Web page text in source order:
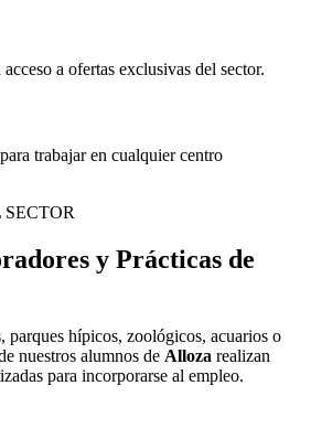
a ofertas exclusivas del sector.
trabajar en cualquier centro
y Prácticas de
parques hípicos, zoológicos, acuarios o
nuestros alumnos de Alloza realizan
para incorporarse al empleo.